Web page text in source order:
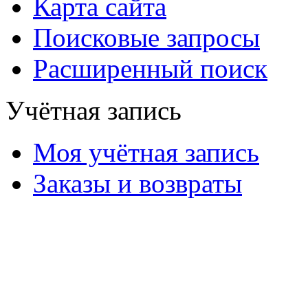
Карта сайта
Поисковые запросы
Расширенный поиск
Учётная запись
Моя учётная запись
Заказы и возвраты